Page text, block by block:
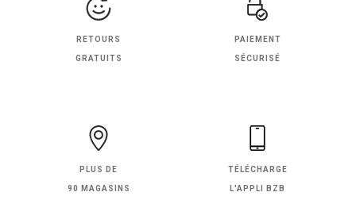
RETOURS
GRATUITS
PAIEMENT
SÉCURISÉ
PLUS DE
90 MAGASINS
TÉLÉCHARGE
L'APPLI BZB